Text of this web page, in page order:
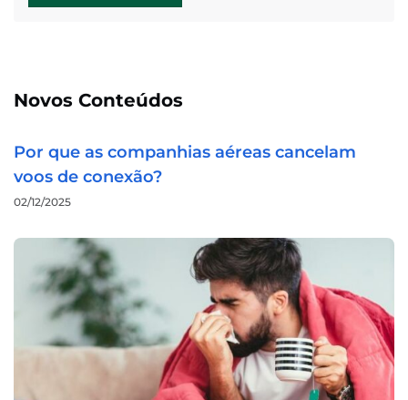
Novos Conteúdos
Por que as companhias aéreas cancelam
voos de conexão?
02/12/2025